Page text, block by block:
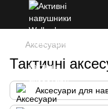
Аксесуари
Тактичні
Аксесуари для